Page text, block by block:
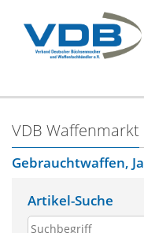
VDB Waffenmarkt
Gebrauchtwaffen,
Artikel-Suche